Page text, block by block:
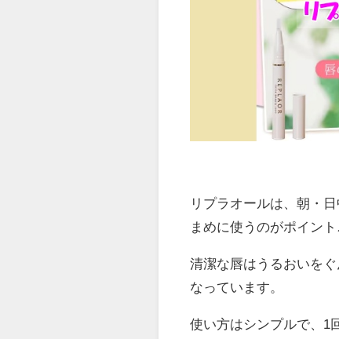
リプラオールは、朝・
まめに使うのがポイント
清潔な唇はうるおいを
なっています。
使い方はシンプルで、1